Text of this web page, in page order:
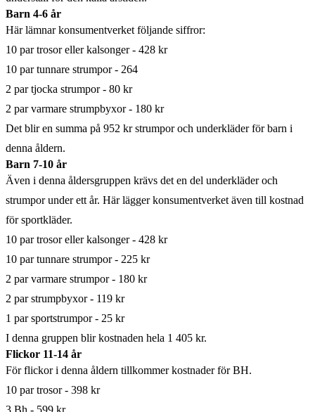
Barn 4-6 år
Här lämnar konsumentverket följande siffror:
10 par trosor eller kalsonger - 428 kr
10 par tunnare strumpor - 264
2 par tjocka strumpor - 80 kr
2 par varmare strumpbyxor - 180 kr
Det blir en summa på 952 kr strumpor och underkläder för barn i
denna åldern.
Barn 7-10 år
Även i denna åldersgruppen krävs det en del underkläder och
strumpor under ett år. Här lägger konsumentverket även till kostnad
för sportkläder.
10 par trosor eller kalsonger - 428 kr
10 par tunnare strumpor - 225 kr
2 par varmare strumpor - 180 kr
2 par strumpbyxor - 119 kr
1 par sportstrumpor - 25 kr
I denna gruppen blir kostnaden hela 1 405 kr.
Flickor 11-14 år
För flickor i denna åldern tillkommer kostnader för BH.
10 par trosor - 398 kr
3 Bh - 599 kr